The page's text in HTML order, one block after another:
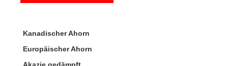
Kanadischer Ahorn
Europäischer Ahorn